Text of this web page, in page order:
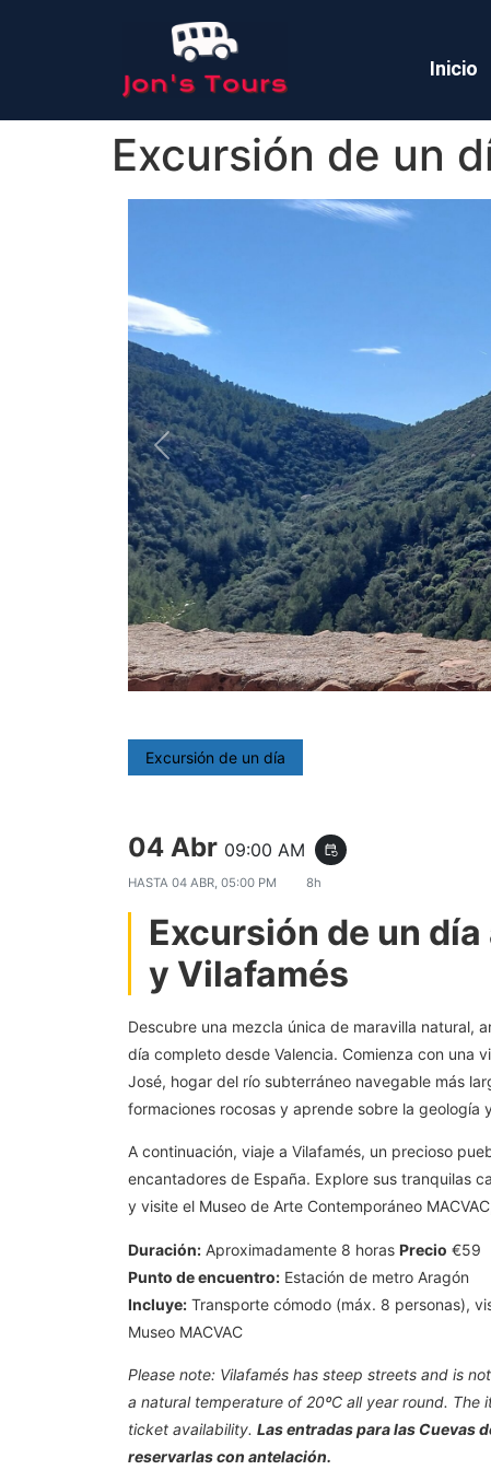
Inicio
Excursión de un
Excursión de un día
04 Abr 09:00 AM event_repeat
HASTA 04 ABR, 05:00 PM 8h
Excursión de un
y Vilafamés
Descubre una mezcla única de maravilla natural,
día completo desde Valencia. Comienza con una
José, hogar del río subterráneo navegable más
formaciones rocosas y aprende sobre la geología
A continuación, viaje a Vilafamés, un precioso
encantadores de España. Explore sus tranquilas
y visite el Museo de Arte Contemporáneo
Duración: Aproximadamente 8 horas Precio €59
Punto de encuentro: Estación de metro Aragón
Incluye: Transporte cómodo (máx. 8 personas),
Museo MACVAC
Please note: Vilafamés has steep streets and is
a natural temperature of 20ºC all year round.
ticket availability. Las entradas para las Cuevas
reservarlas con antelación.